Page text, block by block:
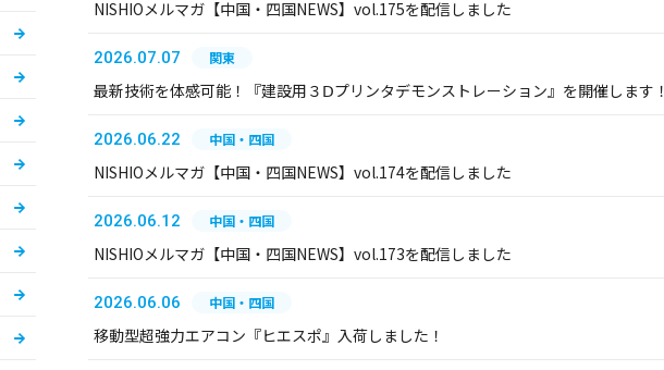
NISHIOメルマガ【中国・四国NEWS】vol.175を配信しました
2026.07.07 関東
最新技術を体感可能！『建設用３Ⅾプリンタデモンストレーション』を開催します！
2026.06.22 中国・四国
NISHIOメルマガ【中国・四国NEWS】vol.174を配信しました
2026.06.12 中国・四国
NISHIOメルマガ【中国・四国NEWS】vol.173を配信しました
2026.06.06 中国・四国
移動型超強力エアコン『ヒエスポ』入荷しました！